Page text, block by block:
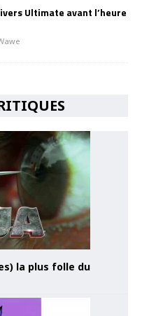
Ultimate avant l’heure
la plus folle du